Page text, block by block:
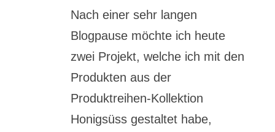
Nach einer sehr langen
Blogpause möchte ich heute
zwei Projekt, welche ich mit den
Produkten aus der
Produktreihen-Kollektion
Honigsüss gestaltet habe,